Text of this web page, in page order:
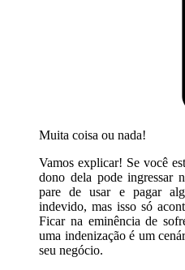
Muita coisa ou nada!
Vamos explicar! Se você
dono dela pode ingressar
pare de usar e pagar
indevido, mas isso só
Ficar na eminência de
uma indenização é um
seu negócio.